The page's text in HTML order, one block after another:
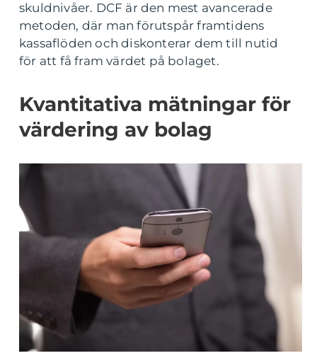
skuldnivåer. DCF är den mest avancerade
metoden, där man förutspår framtidens
kassaflöden och diskonterar dem till nutid
för att få fram värdet på bolaget.
Kvantitativa mätningar för
värdering av bolag